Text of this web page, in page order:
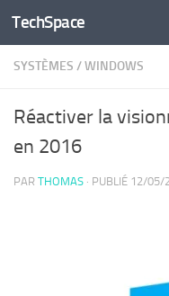
Skip to content
TechSpace
SYSTÈMES /WINDOWS
Réactiver la
en 2016
PAR THOMAS · PUBLIÉ 12/05/